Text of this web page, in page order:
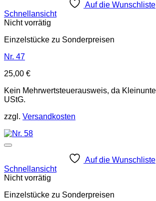
Auf die Wunschliste
Schnellansicht
Nicht vorrätig
Einzelstücke zu Sonderpreisen
Nr. 47
25,00 €
Kein Mehrwertsteuerausweis, da
UStG.
zzgl. Versandkosten
Auf die Wunschliste
Schnellansicht
Nicht vorrätig
Einzelstücke zu Sonderpreisen